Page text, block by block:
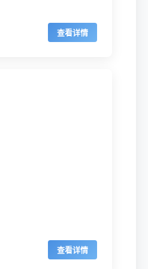
查看详情
查看详情